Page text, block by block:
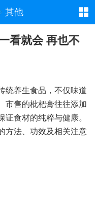
其他
看就会 再也不
统养生食品，不仅味道
市售的枇杷膏往往添加
食材的纯粹与健康。
方法、功效及相关注意